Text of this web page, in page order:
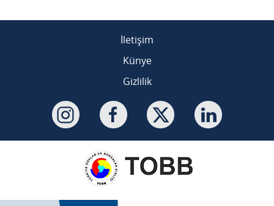
İletişim
Künye
Gizlilik